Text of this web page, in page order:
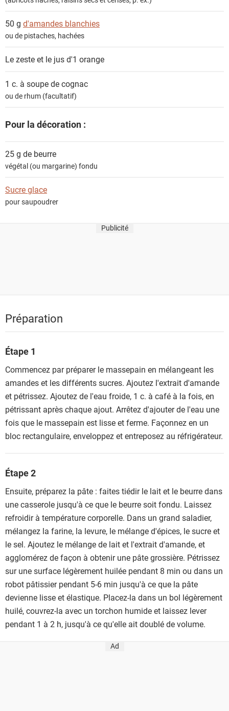
50 g d'amandes blanchies
ou de pistaches, hachées
Le zeste et le jus d'1 orange
1 c. à soupe decognac
ou de rhum (facultatif)
Pour la décoration :
25 g de beurre
végétal (ou margarine) fondu
Sucre glace
pour saupoudrer
Publicité
Préparation
Étape 1
Commencez par préparer le massepain en mélangeant les
amandes et les différents sucres. Ajoutez l'extrait d'amande
et pétrissez. Ajoutez de l'eau froide, 1 c. à café à la fois, en
pétrissant après chaque ajout. Arrêtez d'ajouter de l'eau une
fois que le massepain est lisse et ferme. Façonnez en un
bloc rectangulaire, enveloppez et entreposez au réfrigérateur.
Étape 2
Ensuite, préparez la pâte : faites tiédir le lait et le beurre dans
une casserole jusqu'à ce que le beurre soit fondu. Laissez
refroidir à température corporelle. Dans un grand saladier,
mélangez la farine, la levure, le mélange d'épices, le sucre et
le sel. Ajoutez le mélange de lait et l'extrait d'amande, et
agglomérez de façon à obtenir une pâte grossière. Pétrissez
sur une surface légèrement huilée pendant 8 min ou dans un
robot pâtissier pendant 5-6 min jusqu'à ce que la pâte
devienne lisse et élastique. Placez-la dans un bol légèrement
huilé, couvrez-la avec un torchon humide et laissez lever
pendant 1 à 2 h, jusqu'à ce qu'elle ait doublé de volume.
Ad